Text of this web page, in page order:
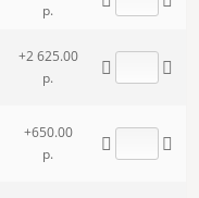
р.
+2 625.00
р.
+650.00
р.